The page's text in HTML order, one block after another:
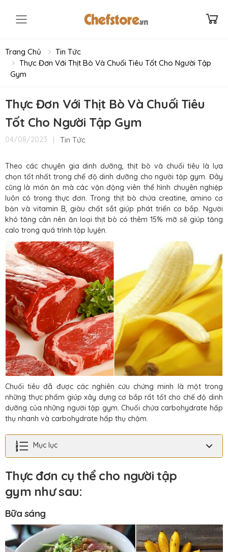
Toggle mobile menu
Trang Chủ
Tin Tức
Thực Đơn Với Thịt Bò Và Chuối Tiêu Tốt Cho Người Tập
Gym
Thực Đơn Với Thịt Bò Và Chuối Tiêu
Tốt Cho Người Tập Gym
04/08/2023 | Tin Tức
Theo các chuyên gia dinh dưỡng, thịt bò và chuối tiêu là lựa
chọn tốt nhất trong chế độ dinh dưỡng cho người tập gym. Đây
cũng là món ăn mà các vận động viên thể hình chuyên nghiệp
luôn có trong thực đơn. Trong thịt bò chứa creatine, amino cơ
bản và vitamin B, giàu chất sắt giúp phát triển cơ bắp. Người
khó tăng cân nên ăn loại thịt bò có thêm 15% mỡ sẽ giúp tăng
calo trong quá trình tập luyện.
Chuối tiêu đã được các nghiên cứu chứng minh là một trong
những thực phẩm giúp xây dựng cơ bắp rất tốt cho chế độ dinh
dưỡng của những người tập gym. Chuối chứa carbohydrate hấp
thụ nhanh và carbohydrate hấp thụ chậm.
Mục lục
Thực đơn cụ thể cho người tập
gym như sau:
Bữa sáng